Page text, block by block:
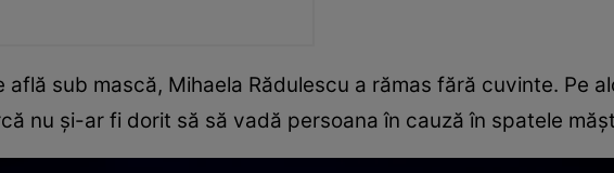
sub mască, Mihaela Rădulescu a rămas fără cuvinte. Pe
nu și-ar fi dorit să să vadă persoana în cauză în spatele